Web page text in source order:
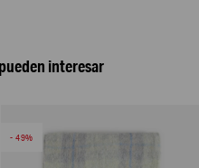
interesar
49